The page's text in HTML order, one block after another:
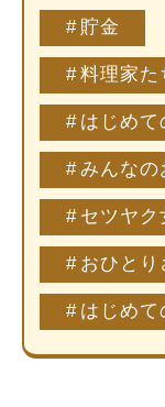
貯金
料理家た
はじめて
みんなの
セツヤク
おひとり
はじめて